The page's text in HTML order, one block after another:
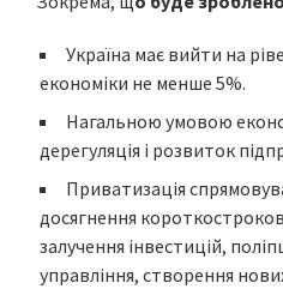
Україна має вийти на
економіки не менше 5%.
Нагальною умовою
дерегуляція і розвиток
Приватизація
досягнення
залучення інвестицій,
управління, створення